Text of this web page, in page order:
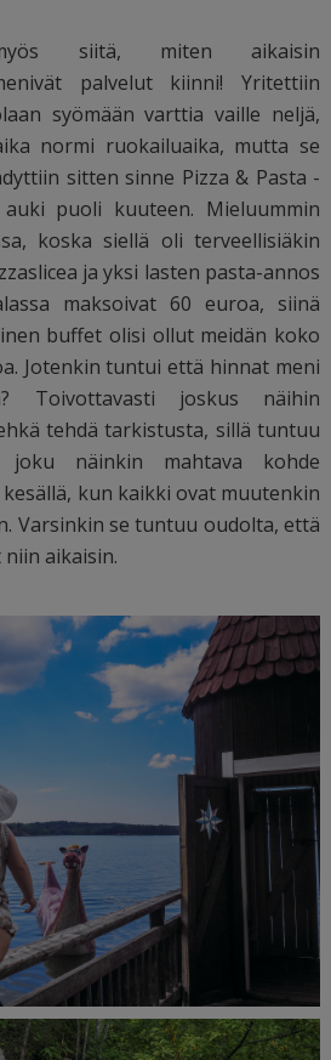
siitä, miten aikaisin
palvelut kiinni! Yritettiin
syömään varttia vaille neljä,
normi ruokailuaika, mutta se
sitten sinne Pizza & Pasta -
puoli kuuteen. Mieluummin
koska siellä oli terveellisiäkin
ja yksi lasten pasta-annos
maksoivat 60 euroa, siinä
buffet olisi ollut meidän koko
Jotenkin tuntui että hinnat meni
Toivottavasti joskus näihin
tehdä tarkistusta, sillä tuntuu
näinkin mahtava kohde
kun kaikki ovat muutenkin
Varsinkin se tuntuu oudolta, että
aikaisin.